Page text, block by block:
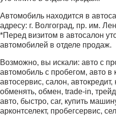
Автомобиль находится в
адресу: г. Волгоград, пр. им.
*Перед визитом в автосалон
автомобилей в отделе продаж.
Возможно, вы искали: авто с
автомобиль с пробегом, авто в
автосервис, салон, автокредит,
обменять, обмен, trade-in,
авто, быстро, car, купить
арконтселект, пробегсервис,